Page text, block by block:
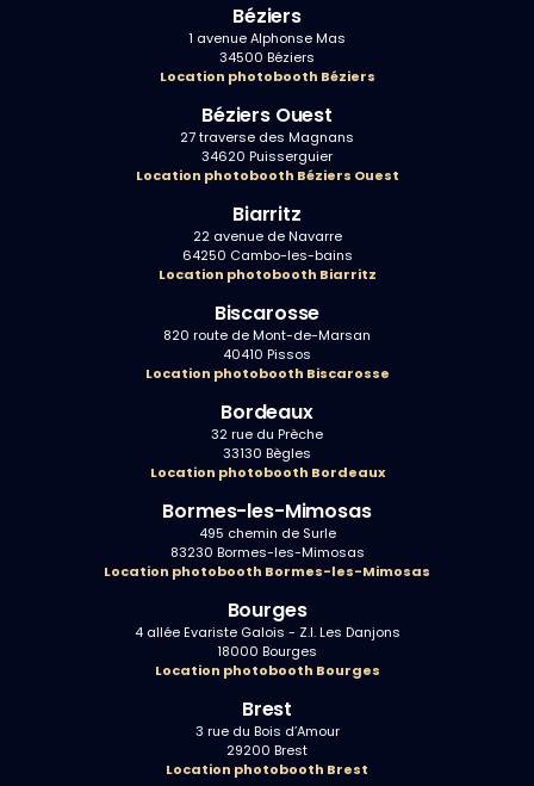
Béziers
1 avenue Alphonse Mas
34500 Béziers
Location photobooth Béziers
Béziers Ouest
27 traverse des Magnans
34620 Puisserguier
Location photobooth Béziers Ouest
Biarritz
22 avenue de Navarre
64250 Cambo-les-bains
Location photobooth Biarritz
Biscarosse
820 route de Mont-de-Marsan
40410 Pissos
Location photobooth Biscarosse
Bordeaux
32 rue du Prèche
33130 Bègles
Location photobooth Bordeaux
Bormes-les-Mimosas
495 chemin de Surle
83230 Bormes-les-Mimosas
Location photobooth Bormes-les-Mimosas
Bourges
4 allée Evariste Galois - Z.I. Les Danjons
18000 Bourges
Location photobooth Bourges
Brest
3 rue du Bois d’Amour
29200 Brest
Location photobooth Brest